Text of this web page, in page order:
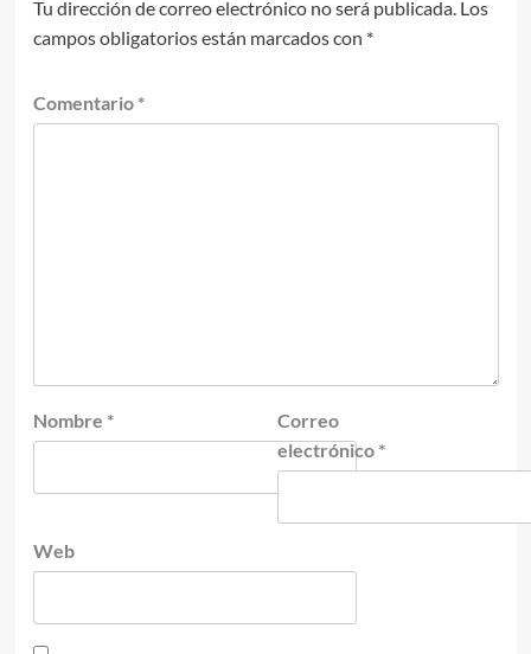
Tu dirección de correo electrónico no será publicada. Los
campos obligatorios están marcados con *
Comentario *
Nombre *
Correo
electrónico *
Web